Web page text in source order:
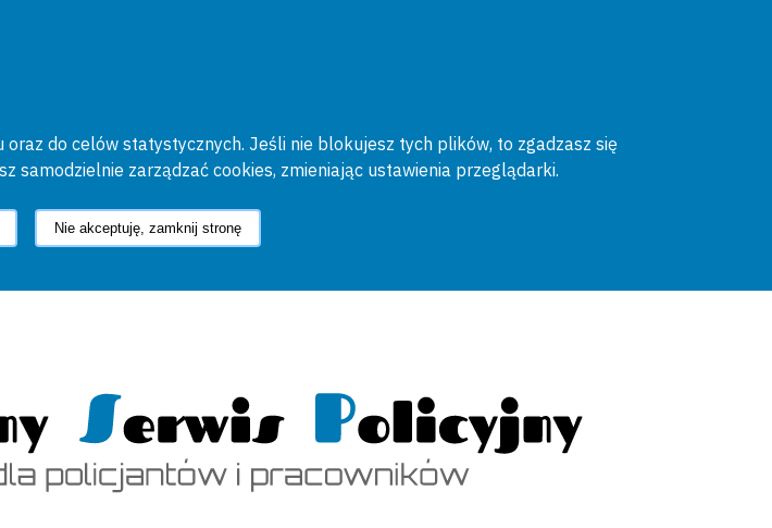
do celów statystycznych. Jeśli nie blokujesz tych plików, to zgadzasz się
samodzielnie zarządzać cookies, zmieniając ustawienia przeglądarki.
Nie akceptuję, zamknij stronę